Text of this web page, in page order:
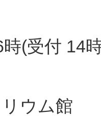
(受付 14
ウム館